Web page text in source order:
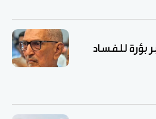
بؤرة للفساد